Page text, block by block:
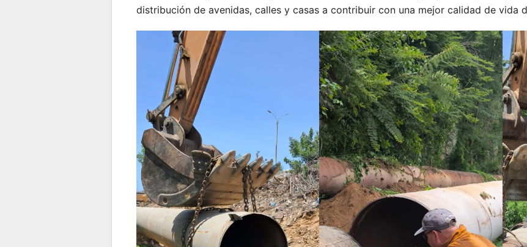
distribución de avenidas, calles y casas a contribuir con una mejor calidad de vida